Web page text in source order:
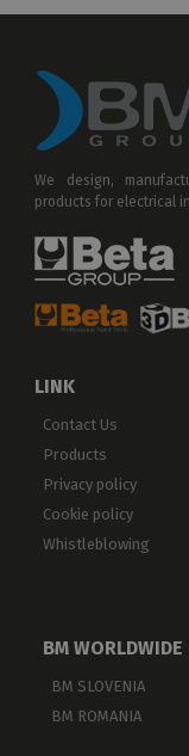
We design,
products for electrical
LINK
Contact Us
Products
Privacy policy
Cookie policy
Whistleblowing
BM WORLDWIDE
BM SLOVENIA
BM ROMANIA